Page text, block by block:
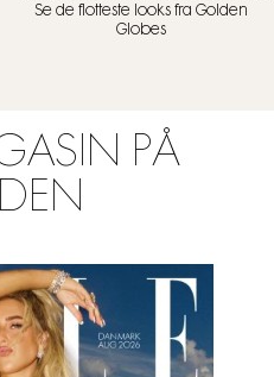
Se de flotteste looks fra Golden
Globes
PÅ